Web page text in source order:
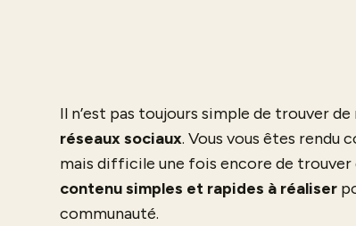
Il n’est pas toujours simple de trouver
réseauxsociaux. Vous vous êtes rendu
mais difficile une fois encore de trouver
contenu simples et rapides à réaliser
communauté.